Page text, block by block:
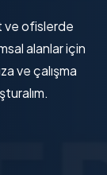
ve ofislerde
alanlar için
ve çalışma